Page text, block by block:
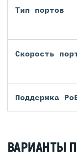
Тип портов
Скорость
Поддержка
ВАРИАНТЫ